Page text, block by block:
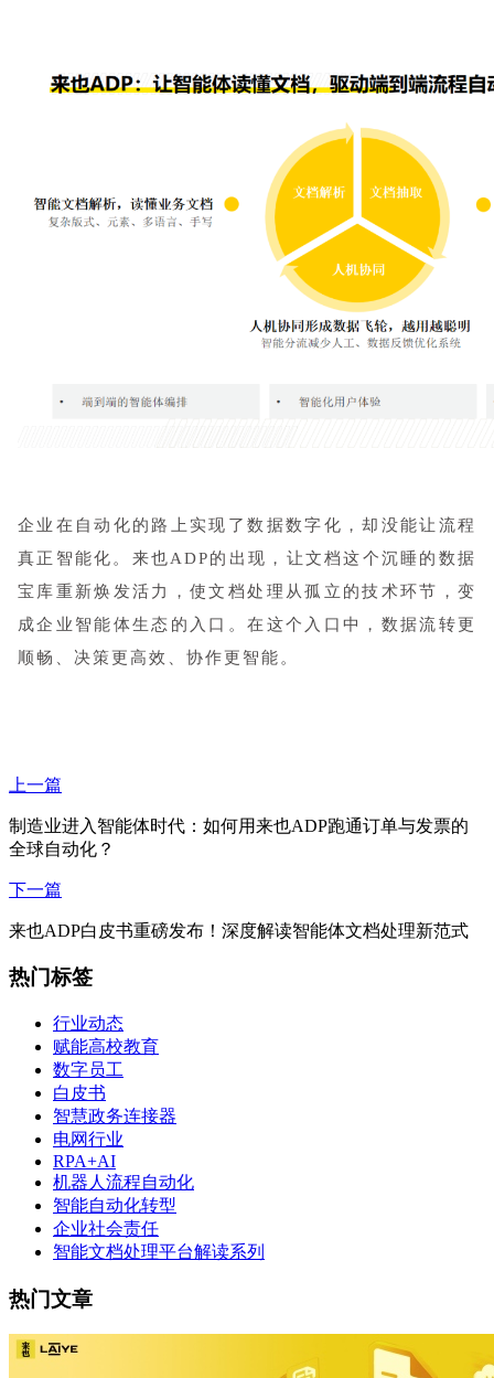
企业在自动化的路上实现了数据数字化，却没能让流程
真正智能化。来也ADP的出现，让文档这个沉睡的数据
宝库重新焕发活力，使文档处理从孤立的技术环节，变
成企业智能体生态的入口。在这个入口中，数据流转更
顺畅、决策更高效、协作更智能。
上一篇
制造业进入智能体时代：如何用来也ADP跑通订单与发票的
全球自动化？
下一篇
来也ADP白皮书重磅发布！深度解读智能体文档处理新范式
热门标签
行业动态
赋能高校教育
数字员工
白皮书
智慧政务连接器
电网行业
RPA+AI
机器人流程自动化
智能自动化转型
企业社会责任
智能文档处理平台解读系列
热门文章